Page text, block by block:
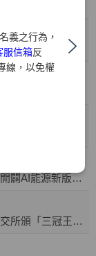
義之行為，
服信箱反
線，以免權
金融科技與服務雙引擎 元大證券勇奪財訊六大獎、締造十一連霸
元大證券促成達宇電能與海昌電子強強聯手 開闢AI能源新版圖 推動永續經營與傳承
元大證券推動優質企業上市櫃表現卓越 獲證交所頒「三冠王」及櫃買中心肯定